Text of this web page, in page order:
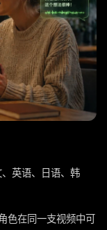
英语、日语、韩
色在同一支视频中可